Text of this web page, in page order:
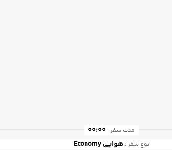
مدت سفر : 00:00
نوع سفر : هوایی